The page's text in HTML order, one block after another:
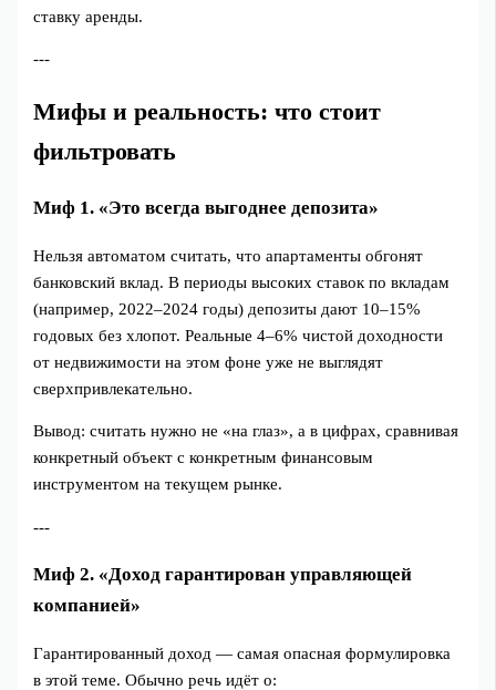
ставку аренды.
---
Мифы и реальность: что стоит
фильтровать
Миф 1. «Это всегда выгоднее депозита»
Нельзя автоматом считать, что апартаменты обгонят
банковский вклад. В периоды высоких ставок по вкладам
(например, 2022–2024 годы) депозиты дают 10–15%
годовых без хлопот. Реальные 4–6% чистой доходности
от недвижимости на этом фоне уже не выглядят
сверхпривлекательно.
Вывод: считать нужно не «на глаз», а в цифрах, сравнивая
конкретный объект с конкретным финансовым
инструментом на текущем рынке.
---
Миф 2. «Доход гарантирован управляющей
компанией»
Гарантированный доход — самая опасная формулировка
в этой теме. Обычно речь идёт о: